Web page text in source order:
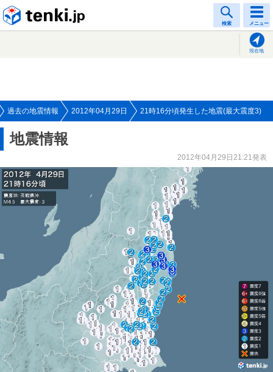
検索 メニュー
現在地
過去の地震情報 2012年04月29日 21時16分頃発生した地震(最大震度3)
地震情報
2012年04月29日21:21発表